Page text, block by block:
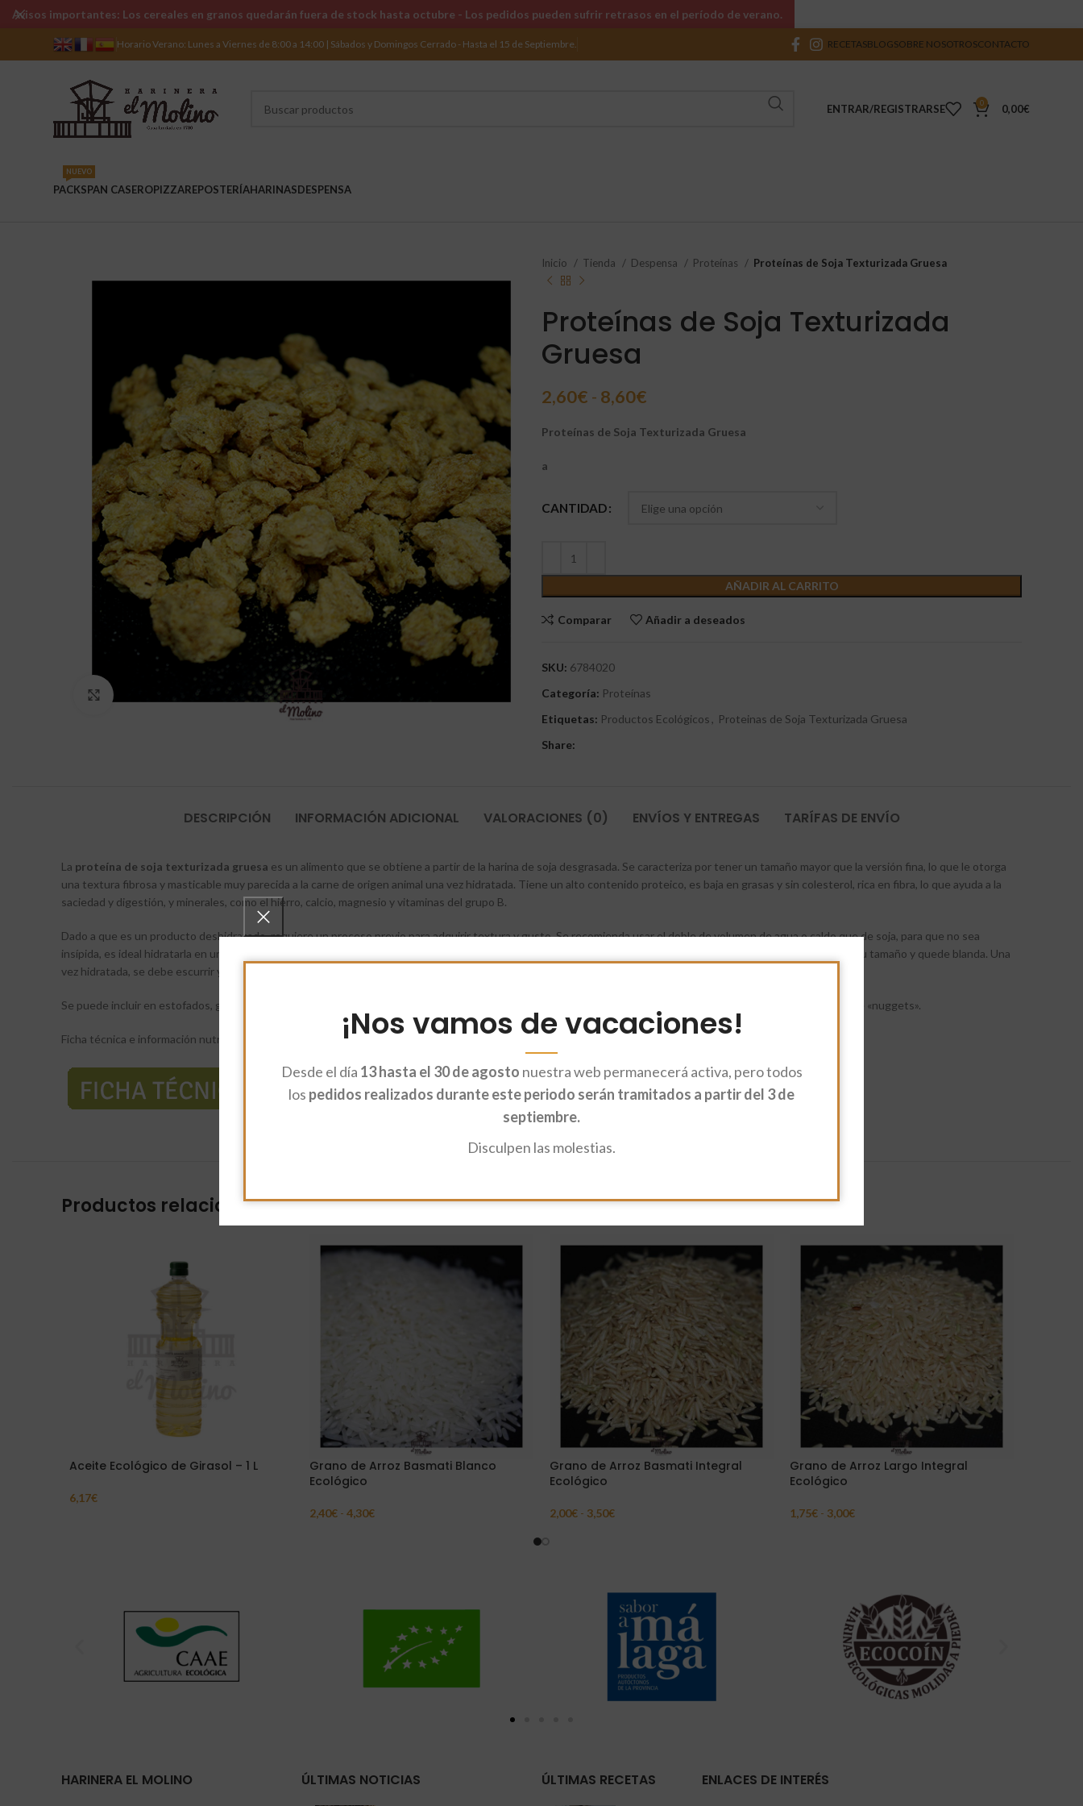
¡Nos vamos de vacaciones!
Desde el día 13 hasta el 30 de agosto nuestra web permanecerá activa, pero todos
los pedidos realizados durante este periodo serán tramitados a partir del 3 de
septiembre.
Disculpen las molestias.
Horario Verano: Lunes a Viernes de 8:00 a 14:00 | Sábados y Domingos Cerrado - Hasta el 15 de Septiembre. RECETASBLOGSOBRE NOSOTROSCONTACTO
ENTRAR/REGISTRARSE 0 0,00€
PACKS
NUEVO
PAN CASEROPIZZAREPOSTERÍAHARINASDESPENSA
Inicio Tienda Despensa Proteínas Proteínas de Soja Texturizada Gruesa
Proteínas de Soja Texturizada
Gruesa
2,60€ - 8,60€
Proteínas de Soja Texturizada Gruesa
a
CANTIDAD
AÑADIR AL CARRITO
Comparar Añadir a deseados
SKU: 6784020
Categoría: Proteínas
Etiquetas: Productos Ecológicos , Proteinas de Soja Texturizada Gruesa
Share:
DESCRIPCIÓN INFORMACIÓN ADICIONAL VALORACIONES (0) ENVÍOS Y ENTREGAS TARÍFAS DE ENVÍO
La proteína de soja texturizada gruesa es un alimento que se obtiene a partir de la harina de soja desgrasada. Se caracteriza por tener un tamaño mayor que la versión fina, lo que le otorga
una textura fibrosa y masticable muy parecida a la carne de origen animal una vez hidratada. Tiene un alto contenido proteico, es baja en grasas y sin colesterol, rica en fibra, lo que ayuda a la
saciedad y digestión, y minerales, como el hierro, calcio, magnesio y vitaminas del grupo B.
Dado a que es un producto deshidratado, requiere un proceso previo para adquirir textura y gusto. Se recomienda usar el doble de volumen de agua o caldo que de soja, para que no sea
insípida, es ideal hidratarla en un caldo con especias, ajo, cebolla, laurel o salsa de soja. Debe reposar en agua caliente entre 15 y 20 minutos hasta que triplique su tamaño y quede blanda. Una
vez hidratada, se debe escurrir y exprimir suavemente para eliminar el exceso de agua antes de cocinarla.
Se puede incluir en estofados, guisos (donde absorbe los sabores de la salsa), en salteados, brochetas y como sustituto del pollo o la ternera en la elaboración de «nuggets».
Ficha técnica e información nutricional:
Productos relacionados
Aceite Ecológico de Girasol – 1 L
6,17€
Grano de Arroz Basmati Blanco
Ecológico
2,40€ - 4,30€
Grano de Arroz Basmati Integral
Ecológico
2,00€ - 3,50€
Grano de Arroz Largo Integral
Ecológico
1,75€ - 3,00€
HARINERA EL MOLINO ÚLTIMAS NOTICIAS ÚLTIMAS RECETAS ENLACES DE INTERÉS
Avisos importantes: Los cereales en granos quedarán fuera de stock hasta octubre - Los pedidos pueden sufrir retrasos en el período de verano.